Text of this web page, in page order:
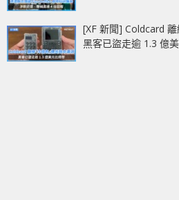
[XF 新聞] Coldcard
黑客已盜走逾 1.3 億